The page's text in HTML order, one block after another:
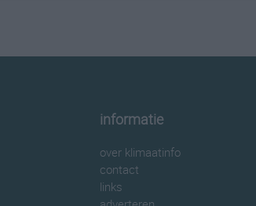
informatie
over klimaatinfo
contact
links